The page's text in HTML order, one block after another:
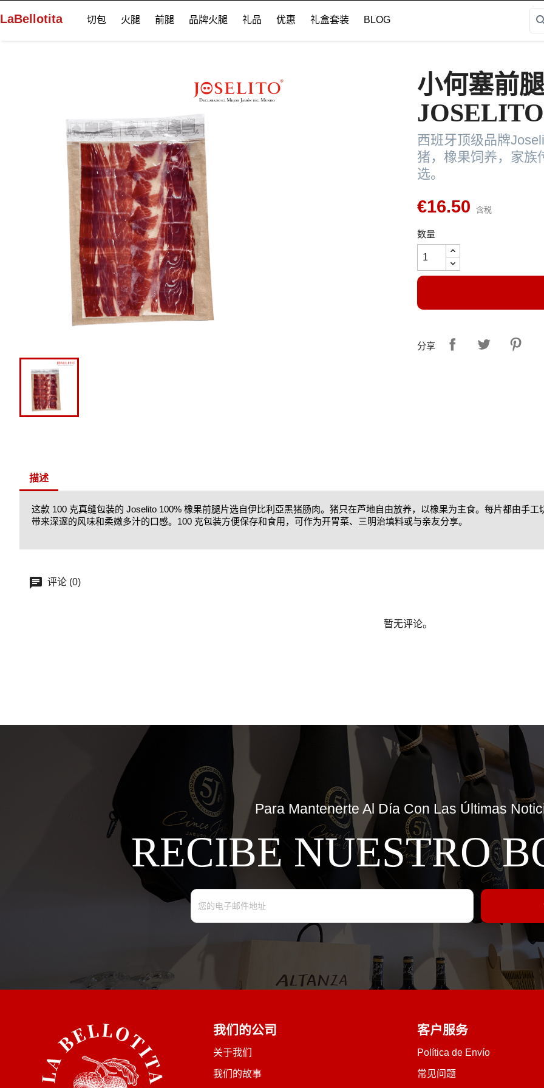
LaBellotita 切包 火腿 前腿 品牌火腿 礼品 优惠 礼盒套装 BLOG
小何塞前
JOSELITO
西班牙顶级品牌
猪，橡果饲养，家族
选。
€16.50 含税
数量
分享
描述
这款 100 克真缝包装的 Joselito 100% 橡果前腿片选自伊比利亞黑猪肠肉。猪只在芦地自由放养，以橡果为主食。每片都由手
带来深邃的风味和柔嫩多汁的口感。100 克包装方便保存和食用，可作为开胃菜、三明治填料或与亲友分享。
评论 (0)
暂无评论。
Para Mantenerte Al Día Con Las Últimas
RECIBE NUESTRO
我们的公司
关于我们
我们的故事
客户服务
Política de Envío
常见问题